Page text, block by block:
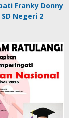
Franky Donny
Negeri 2